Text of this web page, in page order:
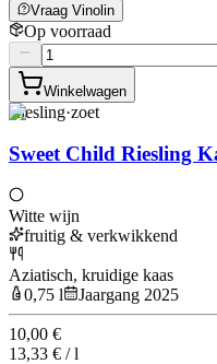
Vraag Vinolin
Op voorraad
Winkelwagen
Riesling·zoet
Sweet Child Riesling
Witte wijn
fruitig & verkwikkend
Aziatisch, kruidige kaas
0,75 l
Jaargang 2025
10,00 €
13,33 € / l